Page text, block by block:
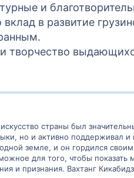
и
в развитие
творчество
страны был
но и активно поддерживал и
земле, и он гордился своим
для того, чтобы показать
и признания. Вахтанг